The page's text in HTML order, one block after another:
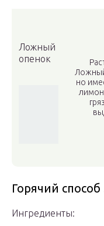
Ложный
опенок
но
Горячий способ
Ингредиенты: